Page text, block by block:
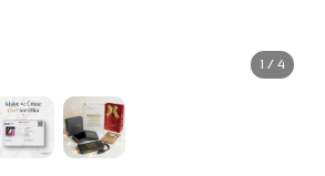
1 / 4